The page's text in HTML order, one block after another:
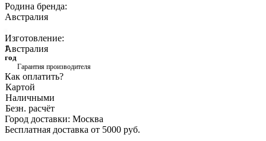
Родина бренда:
Австралия
Изготовление:
Австралия
1
год
Гарантия производителя
Как оплатить?
Картой
Наличными
Безн. расчёт
Город доставки: Москва
Бесплатная доставка от 5000 руб.